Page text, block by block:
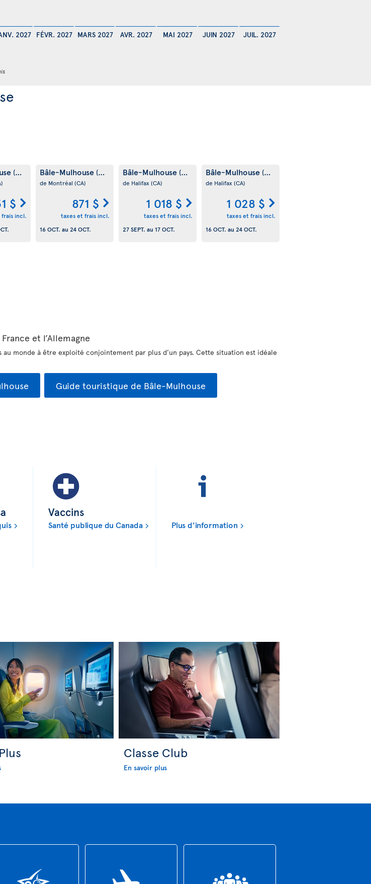
2027 FÉVR. 2027 MARS 2027 AVR. 2027 MAI 2027 JUIN 2027 JUIL. 2027
(CH)
$
incl.
Bâle-Mulhouse (CH)
de Montréal (CA)
871 $
taxes et frais incl.
16 OCT. au 24 OCT.
Bâle-Mulhouse (CH)
de Halifax (CA)
1 018 $
taxes et frais incl.
27 SEPT. au 17 OCT.
Bâle-Mulhouse (CH)
de Halifax (CA)
1 028 $
taxes et frais incl.
16 OCT. au 24 OCT.
et l’Allemagne
monde à être exploité conjointement par plus d’un pays. Cette situation est idéale
Guide touristique de Bâle-Mulhouse
Vaccins
Santé publique du Canada Plus d'information
Classe Club
En savoir plus